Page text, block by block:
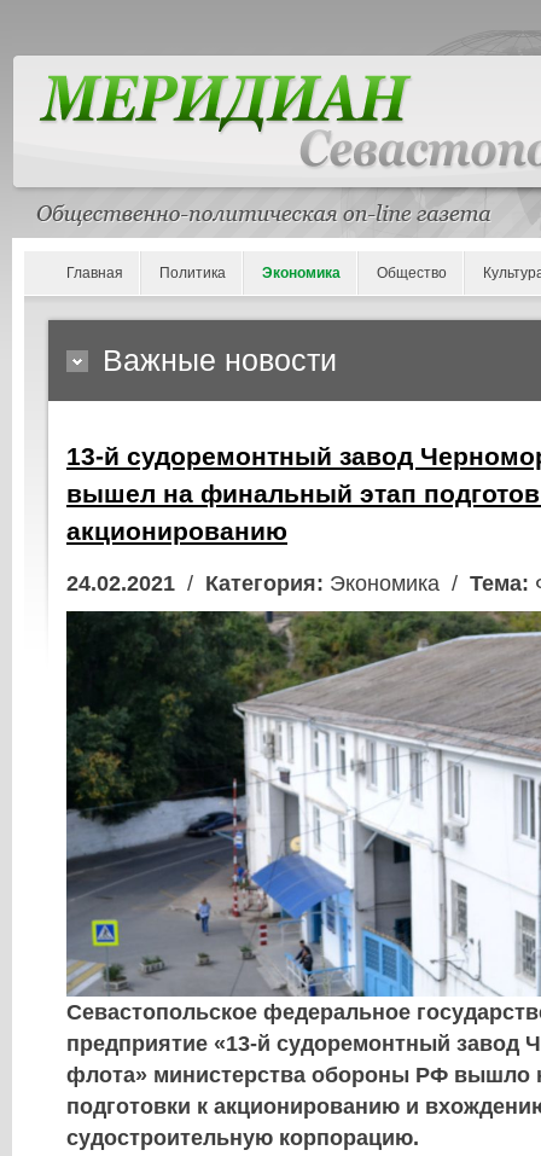
Главная Политика Экономика Общество
Важные новости
13-й судоремонтный завод
вышел на финальный этап
акционированию
24.02.2021 / Категория: Экономика / Тема:
Севастопольское федеральное
предприятие «13-й судоремонтный завод
флота» министерства обороны РФ вышло
подготовки к акционированию и
судостроительную корпорацию.